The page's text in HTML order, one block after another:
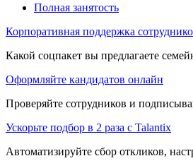
Полная занятость
Корпоративная поддержка
Какой соцпакет вы предлагаете
Оформляйте кандидатов онлайн
Проверяйте сотрудников и
Ускорьте подбор в 2 раза с Talantix
Автоматизируйте сбор откликов,